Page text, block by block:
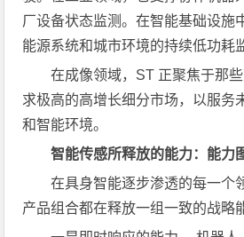
厂设备状态监测。在智能基础设施
能源系统和城市环境的持续低功耗
在成像领域，ST 正聚焦于那
求极高的高增长细分市场，以服务
和智能环境。
智能传感所释放的能力：能力
在具身智能逐步渗透的每一个
产品组合都在释放一组一致的战略